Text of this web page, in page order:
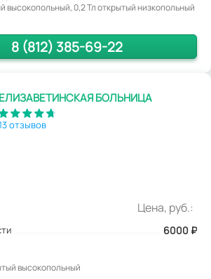
высокопольный, 0,2 Тл открытый низкопольный
8 (812) 385-69-22
ЕЛИЗАВЕТИНСКАЯ БОЛЬНИЦА
отзывов
Цена, руб.:
6000 ₽
высокопольный